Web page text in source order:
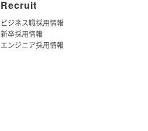
Recruit
ビジネス職採用情報
新卒採用情報
エンジニア採用情報